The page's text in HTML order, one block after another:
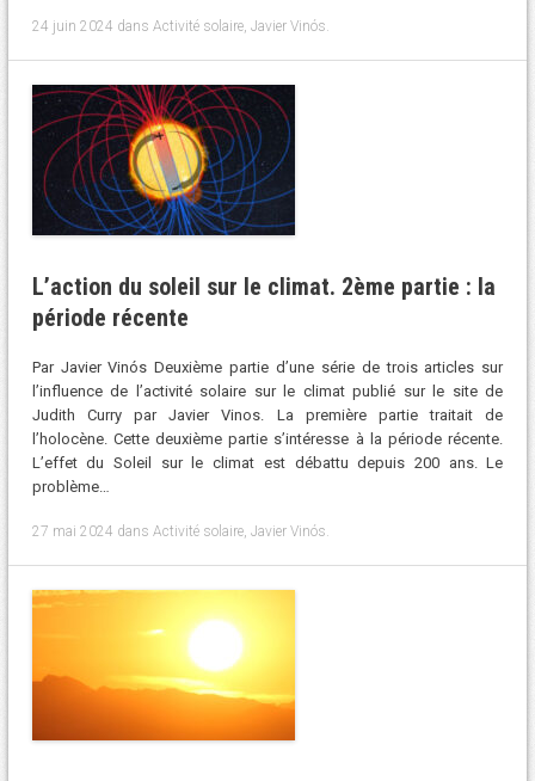
24 juin 2024 dans Activité solaire, Javier Vinós
L’action du soleil sur le climat. 2ème partie : la
période récente
Par Javier Vinós Deuxième partie d’une série de trois articles sur
l’influence de l’activité solaire sur le climat publié sur le site de
Judith Curry par Javier Vinos. La première partie traitait de
l’holocène. Cette deuxième partie s’intéresse à la période récente.
L’effet du Soleil sur le climat est débattu depuis 200 ans. Le
problème…
27 mai 2024 dans Activité solaire, Javier Vinós